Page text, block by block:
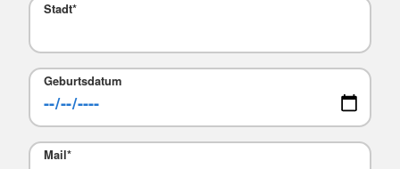
Stadt*
Geburtsdatum
Mail*